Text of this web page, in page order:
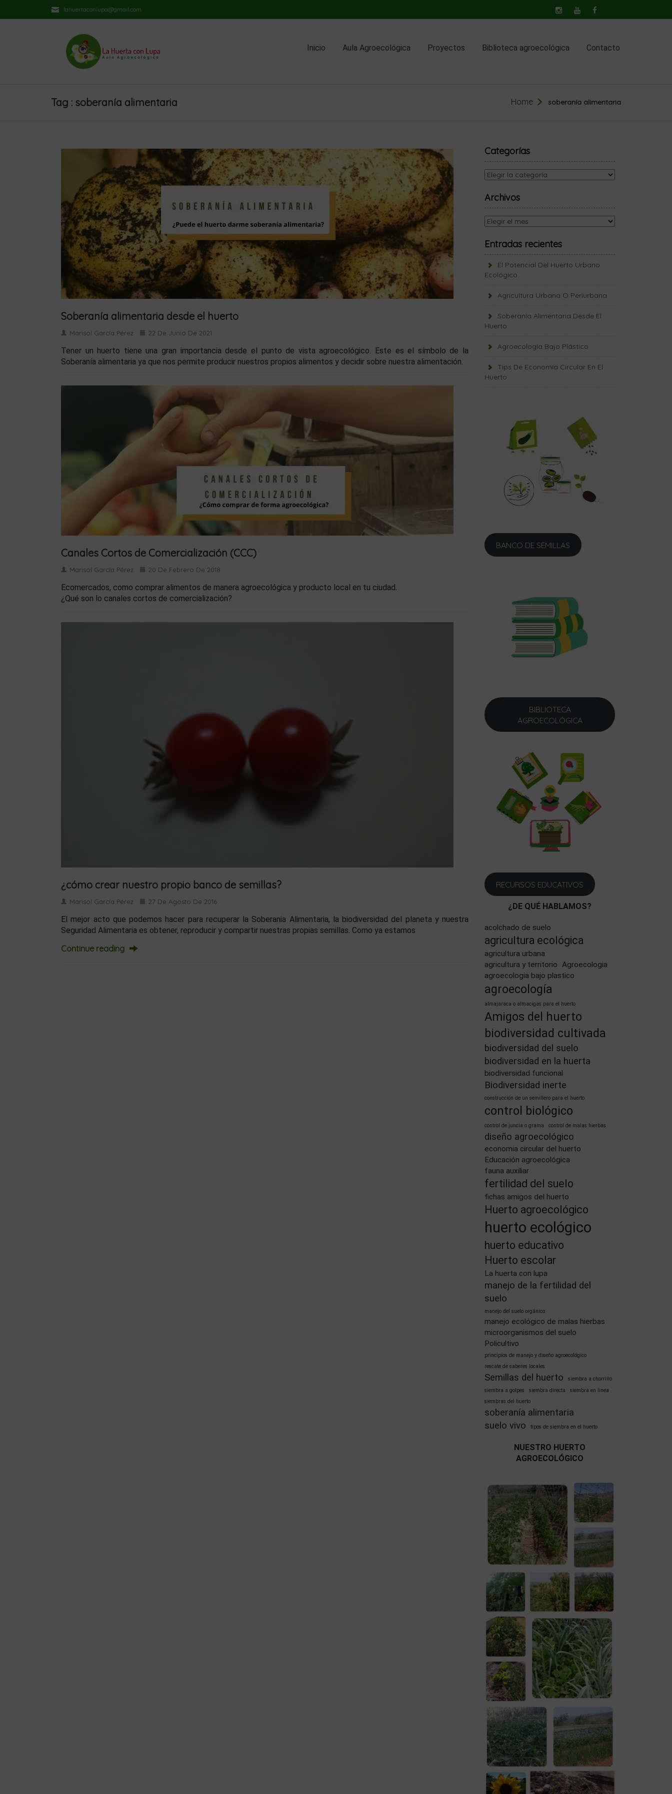
lahuertaconlupa@gmail.com
Inicio Aula Agroecológica Proyectos Biblioteca agroecológica Contacto
Tag : soberanía alimentaria Home soberanía alimentaria
Soberanía alimentaria desde el huerto
Marisol García Pérez 22 De Junio De 2021
Tener un huerto tiene una gran importancia desde el punto de vista agroecológico. Este es el símbolo de la
Soberanía alimentaria ya que nos permite producir nuestros propios alimentos y decidir sobre nuestra alimentación.
Canales Cortos de Comercialización (CCC)
Marisol García Pérez 20 De Febrero De 2018
Ecomercados, como comprar alimentos de manera agroecológica y producto local en tu ciudad.
¿Qué son lo canales cortos de comercialización?
¿cómo crear nuestro propio banco de semillas?
Marisol García Pérez 27 De Agosto De 2016
El mejor acto que podemos hacer para recuperar la Soberania Alimentaria, la biodiversidad del planeta y nuestra
Seguridad Alimentaria es obtener, reproducir y compartir nuestras propias semillas. Como ya estamos
Continue reading
Categorías
Categorías
Archivos
Archivos
Entradas recientes
El Potencial Del Huerto Urbano
Ecológico
Agricultura Urbana O Periurbana
Soberanía Alimentaria Desde El
Huerto
Agroecología Bajo Plástico
Tips De Economía Circular En El
Huerto
BANCO DE SEMILLAS
BIBLIOTECA
AGROECOLÓGICA
RECURSOS EDUCATIVOS
¿DE QUÉ HABLAMOS?
acolchado de suelo
agricultura ecológica
agricultura urbana
agricultura y territorio Agroecologia
agroecologia bajo plastico
agroecología
almajaraca o almacigas para el huerto
Amigos del huerto
biodiversidad cultivada
biodiversidad del suelo
biodiversidad en la huerta
biodiversidad funcional
Biodiversidad inerte
construcción de un semillero para el huerto
control biológico
control de juncia o grama control de malas hierbas
diseño agroecológico
economia circular del huerto
Educación agroecológica
fauna auxiliar
fertilidad del suelo
fichas amigos del huerto
Huerto agroecológico
huerto ecológico
huerto educativo
Huerto escolar
La huerta con lupa
manejo de la fertilidad del
suelo
manejo del suelo orgánico
manejo ecológico de malas hierbas
microorganismos del suelo
Policultivo
principios de manejo y diseño agroecológico
rescate de saberes locales
Semillas del huerto
siembra a chorrillo
siembra a golpes
siembra directa
siembra en linea
siembras del huerto
soberanía alimentaria
suelo vivo
tipos de siembra en el huerto
NUESTRO HUERTO
AGROECOLÓGICO